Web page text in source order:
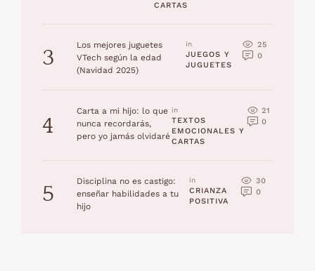
CARTAS
3
Los mejores juguetes
VTech según la edad
(Navidad 2025)
in
JUEGOS Y
JUGUETES
25
0
4
Carta a mi hijo: lo que
nunca recordarás,
pero yo jamás olvidaré
in
TEXTOS
EMOCIONALES Y
CARTAS
21
0
5
Disciplina no es castigo:
enseñar habilidades a tu
hijo
in
CRIANZA
POSITIVA
30
0